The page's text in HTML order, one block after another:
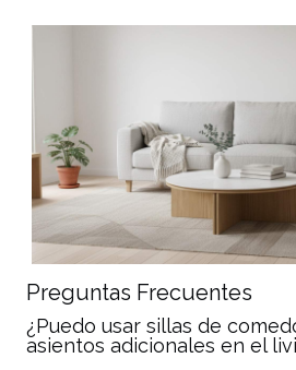
Preguntas Frecuentes
¿Puedo usar sillas de
asientos adicionales en el